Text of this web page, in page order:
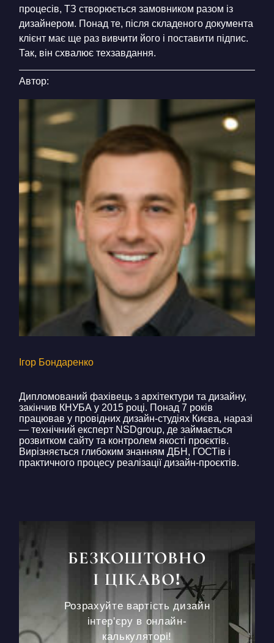
процесів, ТЗ створюється замовником разом із
дизайнером. Понад те, після складеного документа
клієнт має ще раз вивчити його і поставити підпис.
Так, він схвалює техзавдання.
Автор:
Ігор Бондаренко
Дипломований фахівець з архітектури та дизайну,
закінчив КНУБА у 2015 році. Понад 7 років
працював у провідних дизайн-студіях Києва, наразі
— технічний експерт NSDgroup, де займається
розвитком сайту та контролем якості проєктів.
Вирізняється глибоким знанням ДБН, ГОСТів і
практичного процесу реалізації дизайн-проєктів.
БЕЗКОШТОВНО
І ЦІКАВО!
Розрахуйте вартість дизайн
інтер'єру в онлайн-
калькуляторі!